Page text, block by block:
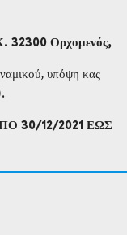
32300 Ορχομενός,
υπόψη κας
30/12/2021 ΕΩΣ